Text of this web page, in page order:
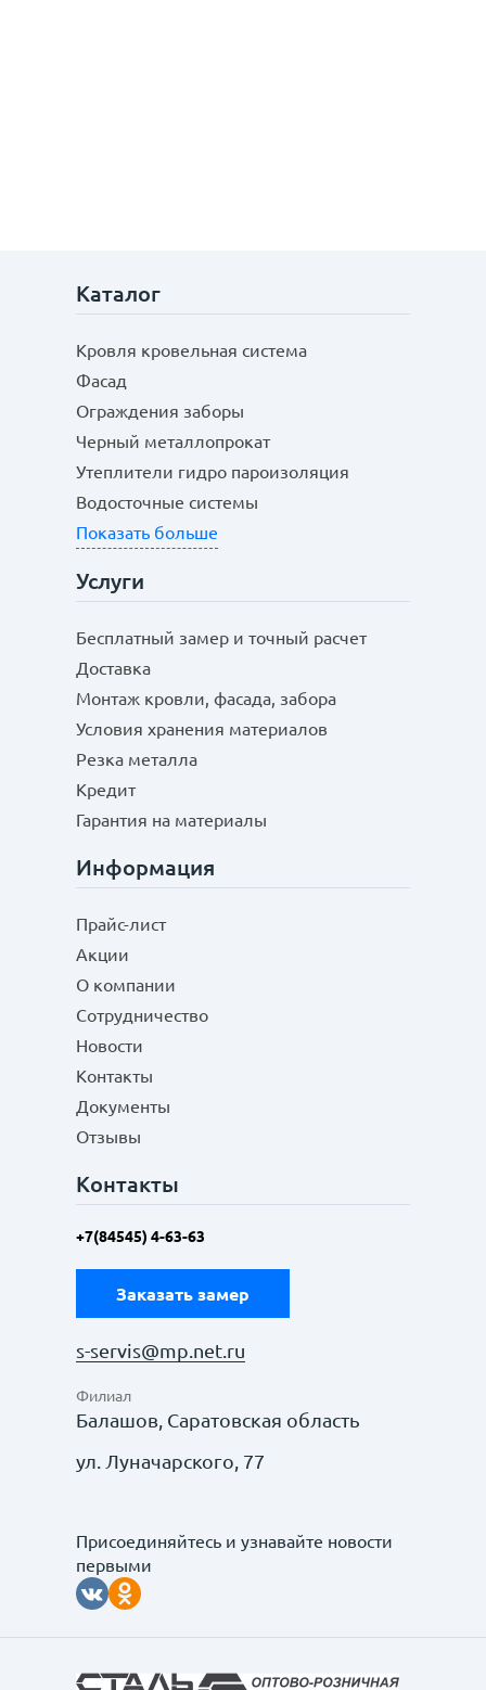
Каталог
Кровля кровельная система
Фасад
Ограждения заборы
Черный металлопрокат
Утеплители гидро пароизоляция
Водосточные системы
Показать больше
Услуги
Бесплатный замер и точный расчет
Доставка
Монтаж кровли, фасада, забора
Условия хранения материалов
Резка металла
Кредит
Гарантия на материалы
Информация
Прайс-лист
Акции
О компании
Сотрудничество
Новости
Контакты
Документы
Отзывы
Контакты
+7(84545) 4-63-63
Заказать замер
s-servis@mp.net.ru
Филиал
Балашов, Саратовская область
ул. Луначарского, 77
Присоединяйтесь и узнавайте новости
первыми